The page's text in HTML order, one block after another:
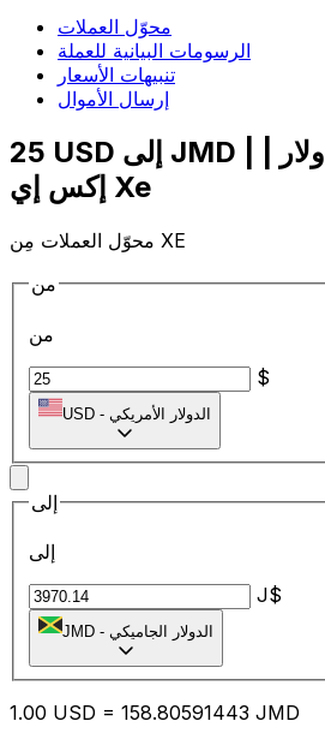
محوّل العملات
الرسومات البيانية للعملة
تنبيهات الأسعار
إرسال الأموال
25 USD إلى JMD | حوِّل - إلى الدولار |
إكس إي Xe
محوّل العملات مِن XE
من
من
$
USD - الدولار الأمريكي
إلى
إلى
J$
JMD - الدولار الجاميكي
1.00 USD = 158.80591443 JMD